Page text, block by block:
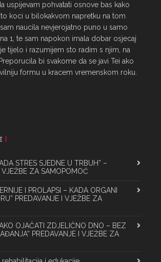
uspijevam pohvatati osnove bas kako
koci u bilokakvom napretku na tom
naucila nevjerojatno puno u samo
1, te sam napokon imala dobar osjecaj
tijelo i razumijem sto radim s njim, na
bi svakome da se javi Tei ako
formu u kracem vremenskom roku.
STRES SJEDNE U TRBUH” –
VJEŽBE ZA SAMOPOMOĆ
I PROLAPSI – KADA ORGANI
PREDAVANJE I VJEŽBE ZA
OJAČATI ZDJELIČNO DNO – BEZ
PREDAVANJE I VJEŽBE ZA